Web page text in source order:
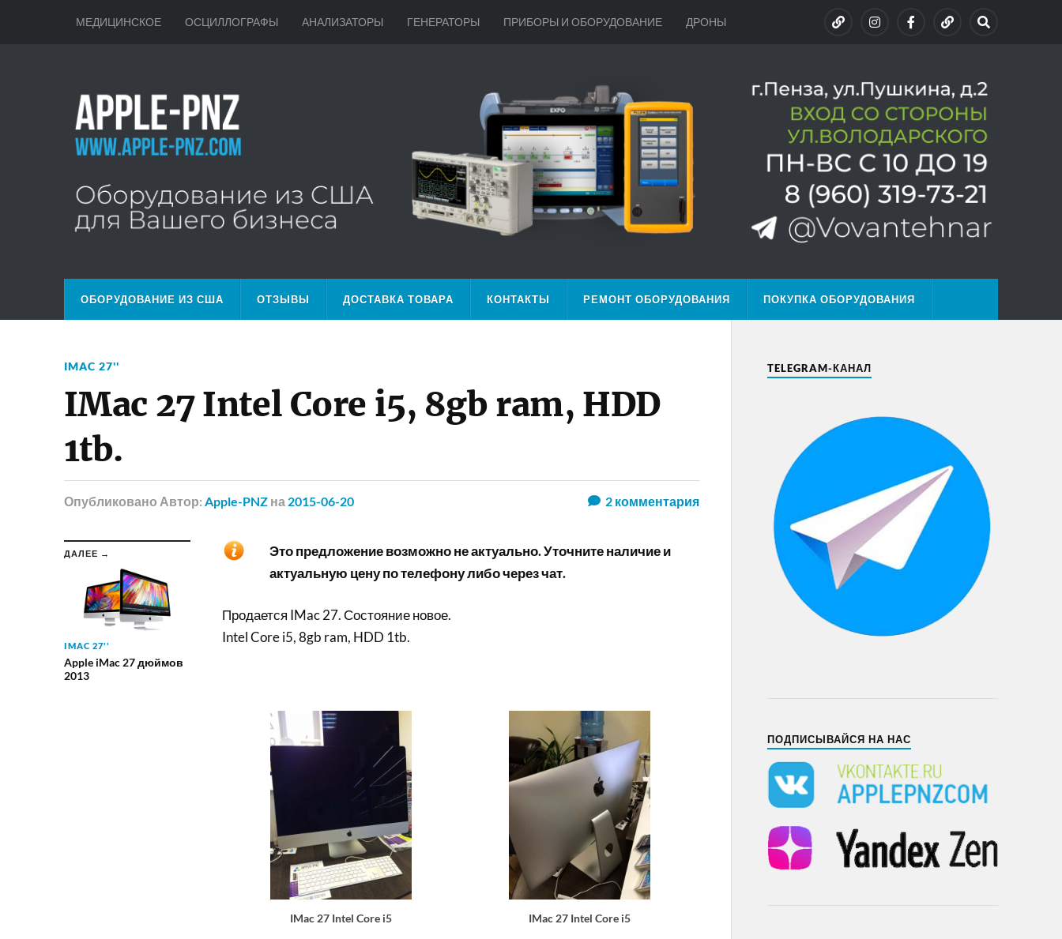
МЕДИЦИНСКОЕ ОСЦИЛЛОГРАФЫ АНАЛИЗАТОРЫ ГЕНЕРАТОРЫ ПРИБОРЫ И ОБОРУДОВАНИЕ ДРОНЫ
ОБОРУДОВАНИЕ ИЗ США ОТЗЫВЫ ДОСТАВКА ТОВАРА КОНТАКТЫ РЕМОНТ ОБОРУДОВАНИЯ ПОКУПКА ОБОРУДОВАНИЯ
IMAC 27''
IMac 27 Intel Core i5, 8gb ram, HDD
1tb.
Опубликовано Автор: Apple-PNZ на 2015-06-20 2комментария
ДАЛЕЕ →
IMAC 27''
Apple iMac 27 дюймов
2013
Это предложение возможно не актуально. Уточните наличие и
актуальную цену по телефону либо через чат.
Продается IMac 27. Состояние новое.
Intel Core i5, 8gb ram, HDD 1tb.
IMac 27 Intel Core i5 IMac 27 Intel Core i5
TELEGRAM-КАНАЛ
ПОДПИСЫВАЙСЯ НА НАС